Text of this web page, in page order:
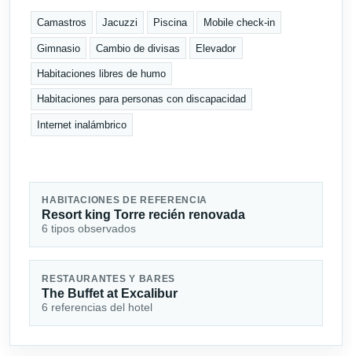
Camastros Jacuzzi Piscina Mobile check-in
Gimnasio Cambio de divisas Elevador
Habitaciones libres de humo
Habitaciones para personas con discapacidad
Internet inalámbrico
HABITACIONES DE REFERENCIA
Resort king Torre recién renovada
6 tipos observados
RESTAURANTES Y BARES
The Buffet at Excalibur
6 referencias del hotel